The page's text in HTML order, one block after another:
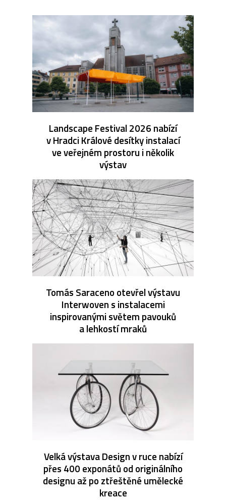
Landscape Festival 2026 nabízí
v Hradci Králové desítky instalací
ve veřejném prostoru i několik
výstav
Tomás Saraceno otevřel výstavu
Interwoven s instalacemi
inspirovanými světem pavouků
a lehkostí mraků
Velká výstava Design v ruce nabízí
přes 400 exponátů od originálního
designu až po ztřeštěné umělecké
kreace